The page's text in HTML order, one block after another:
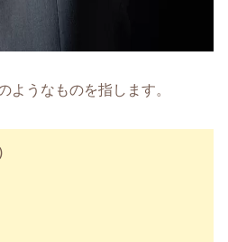
ようなものを指します。